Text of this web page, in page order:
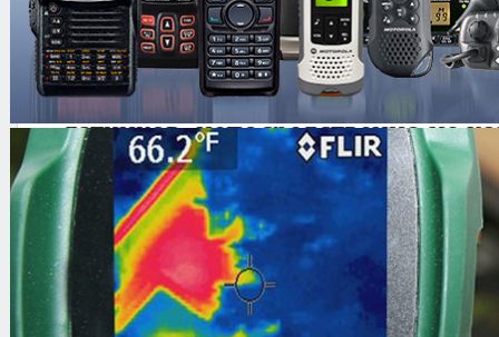
Основные особенности
Способность обнаружения
датчиков, непосредственно не
Фиксирование разреза
Технические характеристики
Длина охраняемой телефонной линии
до 450